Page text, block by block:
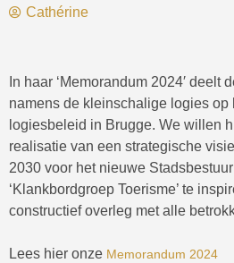
Cathérine
In haar ‘Memorandum 2024′ deelt
namens de kleinschalige logies op
logiesbeleid in Brugge. We willen
realisatie van een strategische
2030 voor het nieuwe
‘Klankbordgroep Toerisme’ te
constructief overleg met alle
Lees hier onze Memorandum 2024